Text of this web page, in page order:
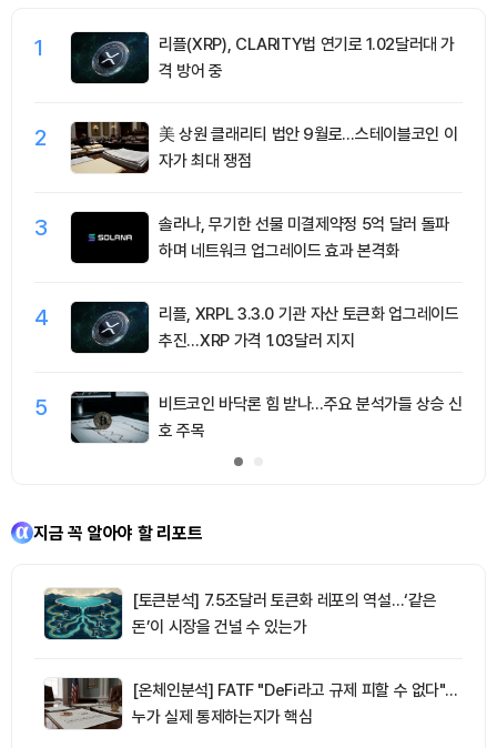
1
리플(XRP), CLARITY법 연기로 1.02달러대 가
격 방어 중
2
美 상원 클래리티 법안 9월로…스테이블코인 이
자가 최대 쟁점
3
솔라나, 무기한 선물 미결제약정 5억 달러 돌파
하며 네트워크 업그레이드 효과 본격화
4
리플, XRPL 3.3.0 기관 자산 토큰화 업그레이드
추진…XRP 가격 1.03달러 지지
5
비트코인 바닥론 힘 받나…주요 분석가들 상승 신
호 주목
지금 꼭 알아야 할 리포트
[토큰분석] 7.5조달러 토큰화 레포의 역설…‘같은
돈’이 시장을 건널 수 있는가
[온체인분석] FATF "DeFi라고 규제 피할 수 없다"…
누가 실제 통제하는지가 핵심